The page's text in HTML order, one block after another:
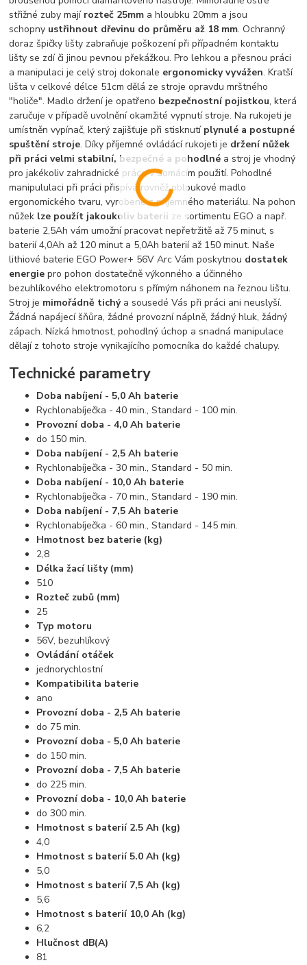
střižné zuby mají rozteč 25mm a hloubku 20mm a jsou
schopny ustřihnout dřevinu do průměru až 18 mm. Ochranný
doraz špičky lišty zabraňuje poškození při případném kontaktu
lišty se zdí či jinou pevnou překážkou. Pro lehkou a přesnou práci
a manipulaci je celý stroj dokonale ergonomicky vyvážen. Kratší
lišta v celkové délce 51cm dělá ze stroje opravdu mrštného
"holiče". Madlo držení je opatřeno bezpečnostní pojistkou, která
zaručuje v případě uvolnění okamžité vypnutí stroje. Na rukojeti je
umístněn vypínač, který zajišťuje při stisknutí plynulé a postupné
spuštění stroje. Díky příjemné ovládácí rukojeti je držení nůžek
při práci velmi stabilní, bezpečné a pohodlné a stroj je vhodný
pro jakékoliv zahradnické práce v domácím použití. Pohodlné
manipululaci při práci přispívá rovněž obloukové madlo
ergonomického tvaru, vyrobené z příjemného materiálu. Na pohon
nůžek lze použít jakoukoliv baterii ze sortimentu EGO a např.
baterie 2,5Ah vám umožní pracovat nepřetržitě až 75 minut, s
baterií 4,0Ah až 120 minut a 5,0Ah baterií až 150 minut. Naše
lithiové baterie EGO Power+ 56V Arc Vám poskytnou dostatek
energie pro pohon dostatečně výkonného a účinného
bezuhlíkového elektromotoru s přímým náhonem na řeznou lištu.
Stroj je mimořádně tichýa sousedé Vás při práci ani neuslyší.
Žádná napájecí šňůra, žádné provozní náplně, žádný hluk, žádný
zápach. Nízká hmotnost, pohodlný úchop a snadná manipulace
dělají z tohoto stroje vynikajícího pomocníka do každé chalupy.
Technické parametry
Doba nabíjení - 5,0 Ah baterie
Rychlonabíječka - 40 min., Standard - 100 min.
Provozní doba - 4,0 Ah baterie
do 150 min.
Doba nabíjení - 2,5 Ah baterie
Rychlonabíječka - 30 min., Standard - 50 min.
Doba nabíjení - 10,0 Ah baterie
Rychlonabíječka - 70 min., Standard - 190 min.
Doba nabíjení - 7,5 Ah baterie
Rychlonabíječka - 60 min., Standard - 145 min.
Hmotnost bez baterie (kg)
2,8
Délka žací lišty (mm)
510
Rozteč zubů (mm)
25
Typ motoru
56V, bezuhlíkový
Ovládání otáček
jednorychlostní
Kompatibilita baterie
ano
Provozní doba - 2,5 Ah baterie
do 75 min.
Provozní doba - 5,0 Ah baterie
do 150 min.
Provozní doba - 7,5 Ah baterie
do 225 min.
Provozní doba - 10,0 Ah baterie
do 300 min.
Hmotnost s baterií 2.5 Ah (kg)
4,0
Hmotnost s baterií 5.0 Ah (kg)
5,0
Hmotnost s baterií 7,5 Ah (kg)
5,6
Hmotnost s baterií 10,0 Ah (kg)
6,2
Hlučnost dB(A)
81